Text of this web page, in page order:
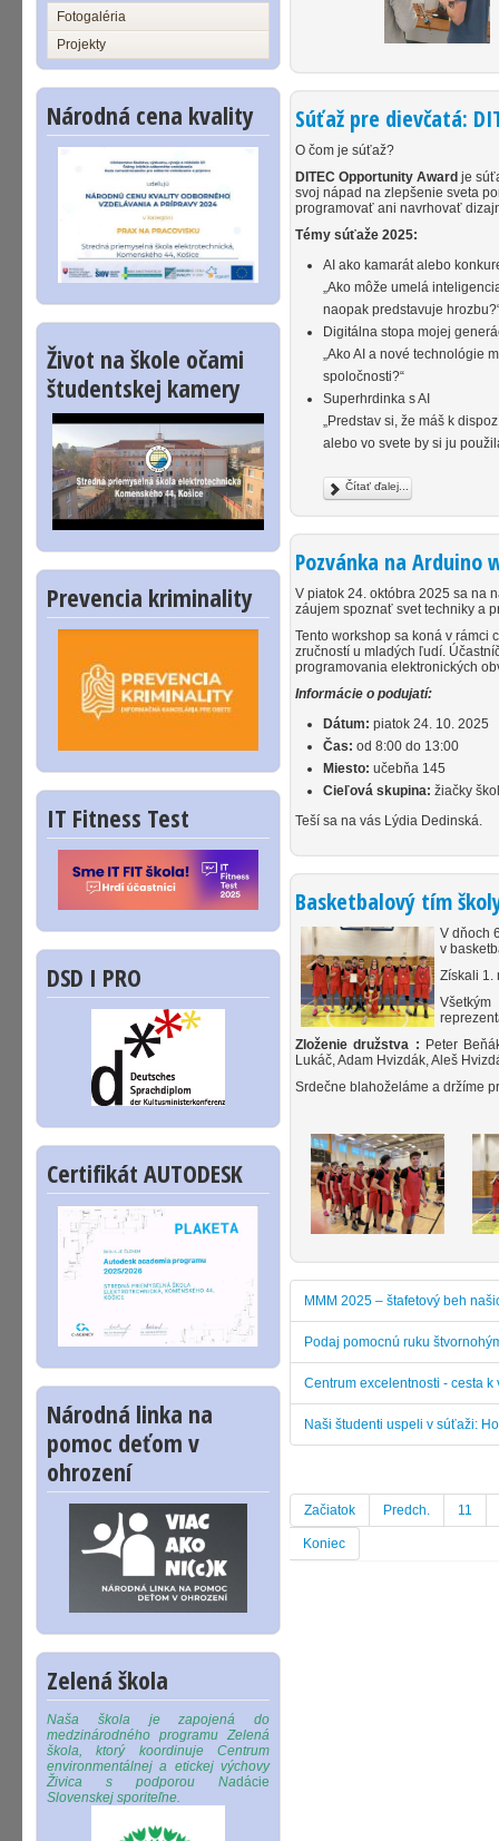
Fotogaléria
Projekty
Národná cena kvality
Život na škole očami
študentskej kamery
Prevencia kriminality
IT Fitness Test
DSD I PRO
Certifikát AUTODESK
Národná linka na
pomoc deťom v
ohrození
Zelená škola
Naša škola je zapojená do
medzinárodného programu Zelená
škola, ktorý koordinuje Centrum
environmentálnej a etickej výchovy
Živica s podporou Nadácie
Slovenskej sporiteľne.
Súťaž pre dievčatá:
O čom je súťaž?
DITEC Opportunity Award je
svoj nápad na zlepšenie sveta
programovať ani navrhovať
Témy súťaže 2025:
AI ako kamarát alebo
„Ako môže umelá
naopak predstavuje
Digitálna stopa mojej
„Ako AI a nové technológie
spoločnosti?“
Superhrdinka s AI
„Predstav si, že máš k
alebo vo svete by si ju
Čítať ďalej...
Pozvánka na Arduino
V piatok 24. októbra 2025 sa na
záujem spoznať svet techniky a
Tento workshop sa koná v rámci
zručností u mladých ľudí.
programovania elektronických
Informácie o podujatí:
Dátum: piatok 24. 10. 2025
Čas: od 8:00 do 13:00
Miesto: učebňa 145
Cieľová skupina: žiačky
Teší sa na vás Lýdia Dedinská.
Basketbalový tím
V dňoch
v
Získali 1.
Zloženie družstva : Peter
Lukáč, Adam Hvizdák, Aleš
Srdečne blahoželáme a držíme
MMM 2025 – štafetový beh
Podaj pomocnú ruku
Centrum excelentnosti - cesta
Naši študenti uspeli v súťaži:
Začiatok Predch. 11
Koniec